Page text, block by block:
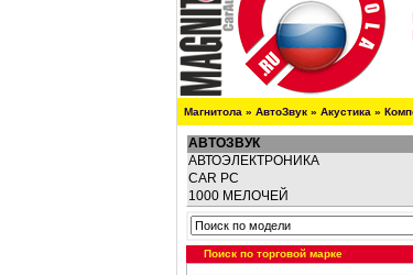
Магнитола » АвтоЗвук » Акустика »
АВТОЗВУК
АВТОЭЛЕКТРОНИКА
CAR PC
1000 МЕЛОЧЕЙ
Поиск по торговой марке